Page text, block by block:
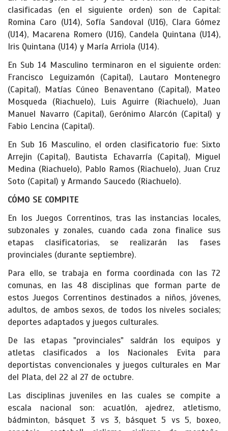
clasificadas (en el siguiente orden) son de Capital:
Romina Caro (U14), Sofía Sandoval (U16), Clara Gómez
(U14), Macarena Romero (U16), Candela Quintana (U14),
Iris Quintana (U14) y María Arriola (U14).
En Sub 14 Masculino terminaron en el siguiente orden:
Francisco Leguizamón (Capital), Lautaro Montenegro
(Capital), Matías Cúneo Benaventano (Capital), Mateo
Mosqueda (Riachuelo), Luis Aguirre (Riachuelo), Juan
Manuel Navarro (Capital), Gerónimo Alarcón (Capital) y
Fabio Lencina (Capital).
En Sub 16 Masculino, el orden clasificatorio fue: Sixto
Arrejin (Capital), Bautista Echavarría (Capital), Miguel
Medina (Riachuelo), Pablo Ramos (Riachuelo), Juan Cruz
Soto (Capital) y Armando Saucedo (Riachuelo).
CÓMO SE COMPITE
En los Juegos Correntinos, tras las instancias locales,
subzonales y zonales, cuando cada zona finalice sus
etapas clasificatorias, se realizarán las fases
provinciales (durante septiembre).
Para ello, se trabaja en forma coordinada con las 72
comunas, en las 48 disciplinas que forman parte de
estos Juegos Correntinos destinados a niños, jóvenes,
adultos, de ambos sexos, de todos los niveles sociales;
deportes adaptados y juegos culturales.
De las etapas "provinciales" saldrán los equipos y
atletas clasificados a los Nacionales Evita para
deportistas convencionales y juegos culturales en Mar
del Plata, del 22 al 27 de octubre.
Las disciplinas juveniles en las cuales se compite a
escala nacional son: acuatlón, ajedrez, atletismo,
bádminton, básquet 3 vs 3, básquet 5 vs 5, boxeo,